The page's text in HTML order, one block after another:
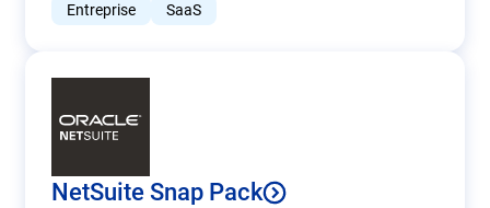
Entreprise SaaS
NetSuite Snap Pack